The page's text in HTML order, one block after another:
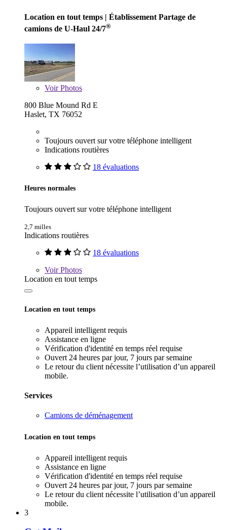
Location en tout temps | Établissement Partage de
camions de U-Haul 24/7®
VoirPhotos
800 Blue Mound Rd E
Haslet, TX 76052
Toujours ouvert sur votre téléphone intelligent
Indications routières
18 évaluations
Heures normales
Toujours ouvert sur votre téléphone intelligent
2,7 milles
Indications routières
18 évaluations
VoirPhotos
Location en tout temps
Location en tout temps
Appareil intelligent requis
Assistance en ligne
Vérification d'identité en temps réel requise
Ouvert 24 heures par jour, 7 jours par semaine
Le retour du client nécessite l’utilisation d’un appareil
mobile.
Services
Camions de déménagement
Location en tout temps
Appareil intelligent requis
Assistance en ligne
Vérification d'identité en temps réel requise
Ouvert 24 heures par jour, 7 jours par semaine
Le retour du client nécessite l’utilisation d’un appareil
mobile.
3